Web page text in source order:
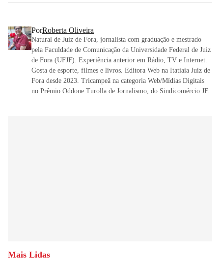
PorRoberta Oliveira
Natural de Juiz de Fora, jornalista com graduação e mestrado
pela Faculdade de Comunicação da Universidade Federal de Juiz
de Fora (UFJF). Experiência anterior em Rádio, TV e Internet.
Gosta de esporte, filmes e livros. Editora Web na Itatiaia Juiz de
Fora desde 2023. Tricampeã na categoria Web/Mídias Digitais
no Prêmio Oddone Turolla de Jornalismo, do Sindicomércio JF.
Mais Lidas